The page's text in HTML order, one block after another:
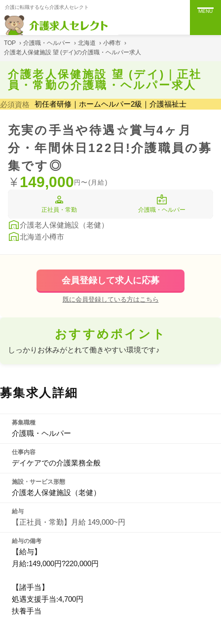
介護に転職するなら介護求人セレクト
MENU
TOP › 介護職・ヘルパー › 北海道 › 小樽市 ›
介護老人保健施設 望 (デイ)の介護職・ヘルパー求人
介護老人保健施設 望 (デイ)｜正社
員・常勤の介護職・ヘルパー求人
必須資格 初任者研修｜ホームヘルパー2級｜介護福祉士
充実の手当や待遇☆賞与4ヶ月
分・年間休日122日!介護職員の募
集です◎
149,000円〜(月給)
正社員・常勤 介護職・ヘルパー
介護老人保健施設（老健）
北海道小樽市
会員登録して求人に応募
既に会員登録している方はこちら
おすすめポイント
しっかりお休みがとれて働きやすい環境です♪
募集求人詳細
募集職種
介護職・ヘルパー
仕事内容
デイケアでの介護業務全般
施設・サービス形態
介護老人保健施設（老健）
給与
【正社員・常勤】月給 149,000~円
給与の備考
【給与】
月給:149,000円?220,000円
【諸手当】
処遇支援手当:4,700円
扶養手当